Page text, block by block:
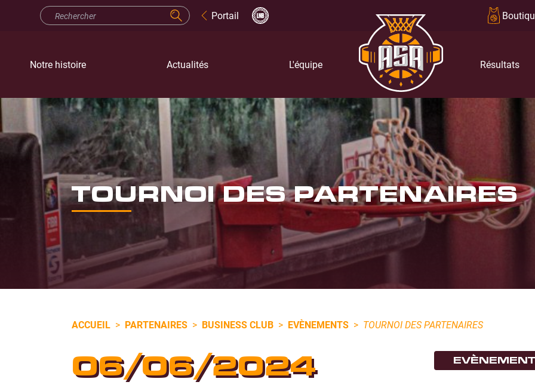
Portail
Notre histoire Actualités L'équipe Résultats
TOURNOI DES PARTENAIRES
ACCUEIL > PARTENAIRES > BUSINESS CLUB > EVÈNEMENTS > TOURNOI DES PARTENAIRES
06/06/2024